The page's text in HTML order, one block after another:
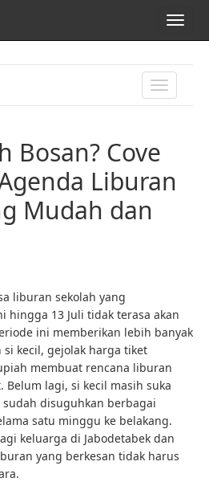
TOGGLE
Bosan? Cove
Liburan
Mudah dan
liburan sekolah yang
hingga 13 Juli tidak terasa akan
ini memberikan lebih banyak
si kecil, gejolak harga tiket
membuat rencana liburan
lagi, si kecil masih suka
disuguhkan berbagai
satu minggu ke belakang.
keluarga di Jabodetabek dan
yang berkesan tidak harus